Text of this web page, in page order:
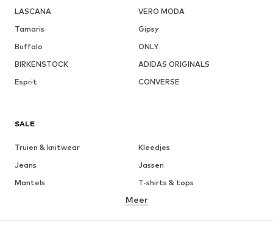
LASCANA
VERO MODA
Tamaris
Gipsy
Buffalo
ONLY
BIRKENSTOCK
ADIDAS ORIGINALS
Esprit
CONVERSE
SALE
Truien & knitwear
Kleedjes
Jeans
Jassen
Mantels
T-shirts & tops
Ondergoed
Meer